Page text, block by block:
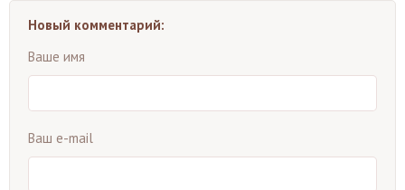
Новый комментарий:
Ваше имя
Ваш e-mail